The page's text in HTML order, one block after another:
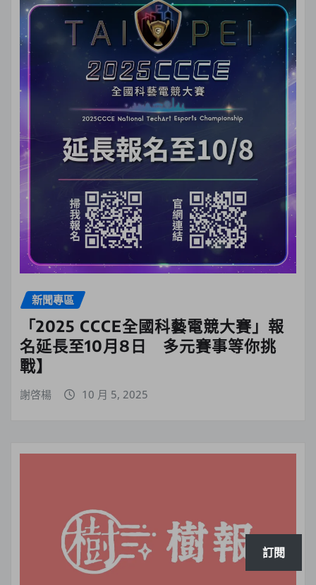
新聞專區
「2025 CCCE全國科藝電競大賽」報
名延長至10月8日 多元賽事等你挑
戰】
謝啓楊 10 月 5, 2025
訂閱